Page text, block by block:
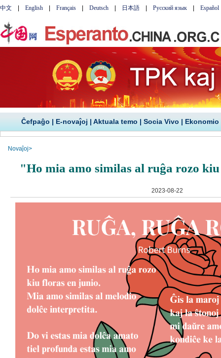
Ĉefpaĝo | E-novaĵoj | Aktuala temo | Socia Vivo | Ekonomio
Novaĵoj>
"Ho mia amo similas al ruĝa rozo
2023-08-22